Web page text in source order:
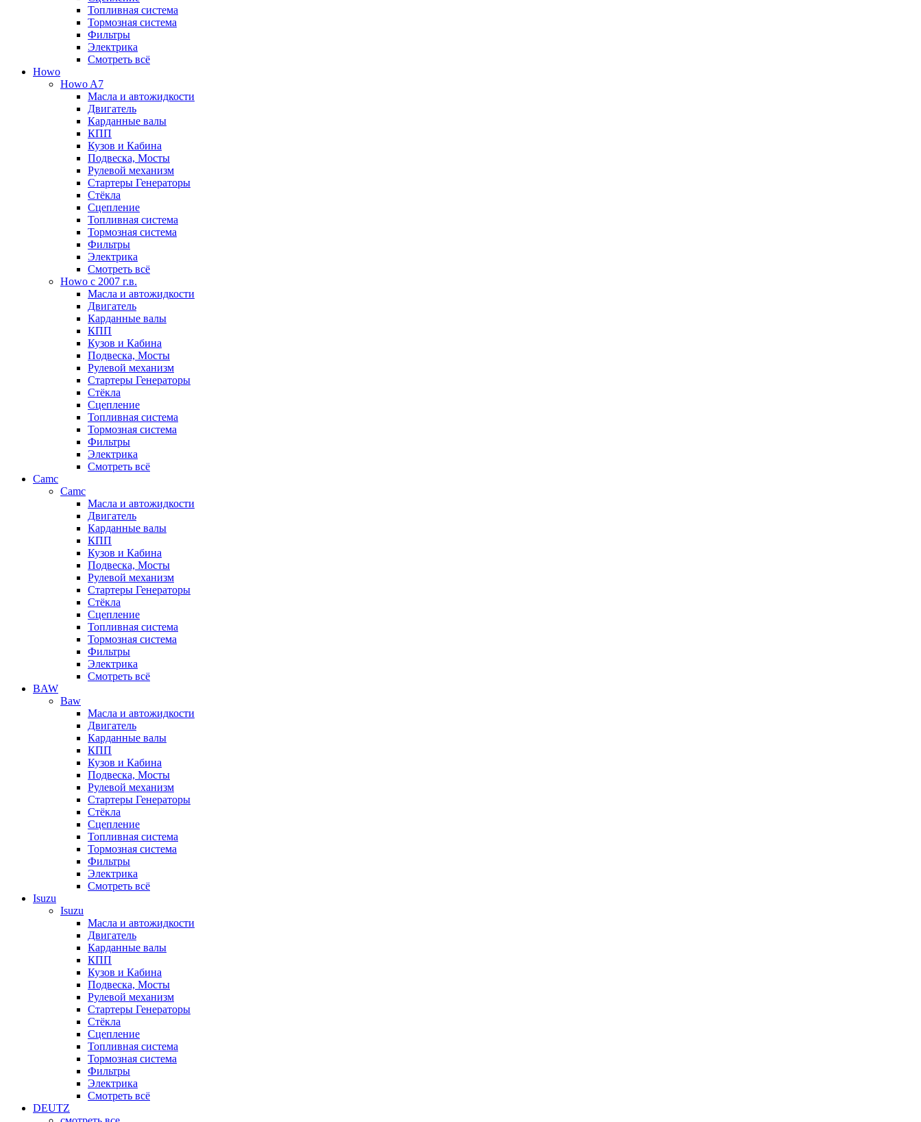
Топливная система
Тормозная система
Фильтры
Электрика
Смотреть всё
Howo
Howo A7
Масла и автожидкости
Двигатель
Карданные валы
КПП
Кузов и Кабина
Подвеска, Мосты
Рулевой механизм
Стартеры Генераторы
Стёкла
Сцепление
Топливная система
Тормозная система
Фильтры
Электрика
Смотреть всё
Howo c 2007 г.в.
Масла и автожидкости
Двигатель
Карданные валы
КПП
Кузов и Кабина
Подвеска, Мосты
Рулевой механизм
Стартеры Генераторы
Стёкла
Сцепление
Топливная система
Тормозная система
Фильтры
Электрика
Смотреть всё
Camc
Camc
Масла и автожидкости
Двигатель
Карданные валы
КПП
Кузов и Кабина
Подвеска, Мосты
Рулевой механизм
Стартеры Генераторы
Стёкла
Сцепление
Топливная система
Тормозная система
Фильтры
Электрика
Смотреть всё
BAW
Baw
Масла и автожидкости
Двигатель
Карданные валы
КПП
Кузов и Кабина
Подвеска, Мосты
Рулевой механизм
Стартеры Генераторы
Стёкла
Сцепление
Топливная система
Тормозная система
Фильтры
Электрика
Смотреть всё
Isuzu
Isuzu
Масла и автожидкости
Двигатель
Карданные валы
КПП
Кузов и Кабина
Подвеска, Мосты
Рулевой механизм
Стартеры Генераторы
Стёкла
Сцепление
Топливная система
Тормозная система
Фильтры
Электрика
Смотреть всё
DEUTZ